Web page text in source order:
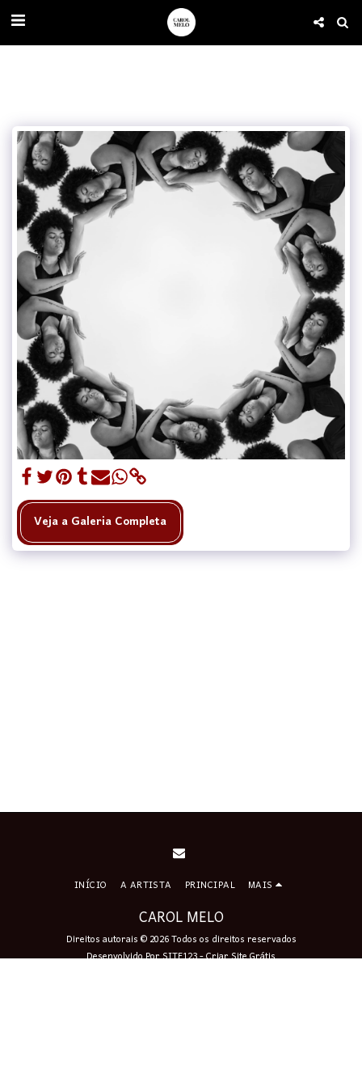
Veja a Galeria Completa
CAROL MELO
Direitos autorais © 2026 Todos os direitos reservados
Desenvolvido PorSITE123-Criar Site Grátis
INÍCIO A ARTISTA PRINCIPAL MAIS